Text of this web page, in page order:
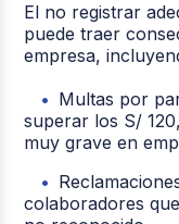
El no registrar
puede traer
empresa,
Multas por
superar los S/
muy grave en
colaboradores